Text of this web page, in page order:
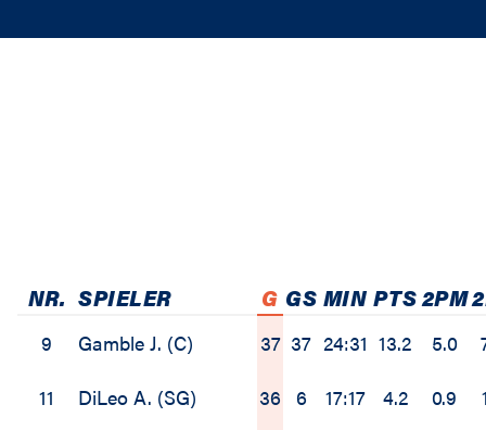
NR. SPIELER G GS MIN PTS2PM
9 Gamble J. (C) 37 37 24:31 13.2 5.0
11
DiLeo A. (SG) 36 6 17:17 4.2 0.9